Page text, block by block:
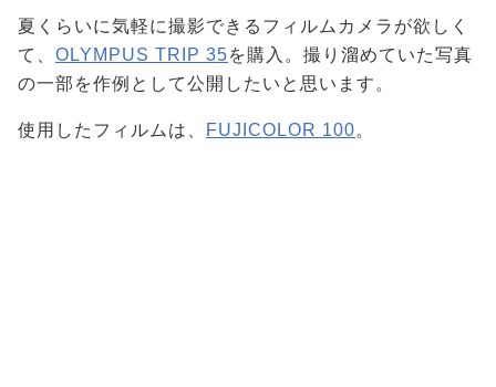
夏くらいに気軽に撮影できるフィルムカメラが欲しく
て、 OLYMPUS TRIP 35を購入。撮り溜めていた写真
の一部を作例として公開したいと思います。
使用したフィルムは、 FUJICOLOR 100。